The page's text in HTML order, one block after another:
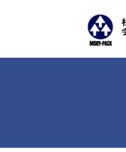
ン
ー